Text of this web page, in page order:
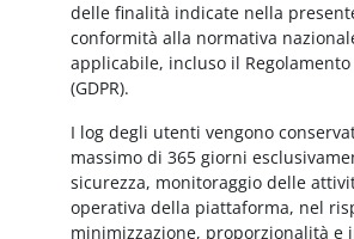
delle finalità indicate nella
conformità alla normativa
applicabile, incluso il Regolamento
(GDPR).
I log degli utenti vengono
massimo di 365 giorni
sicurezza, monitoraggio delle
operativa della piattaforma, nel
minimizzazione, proporzionalità e